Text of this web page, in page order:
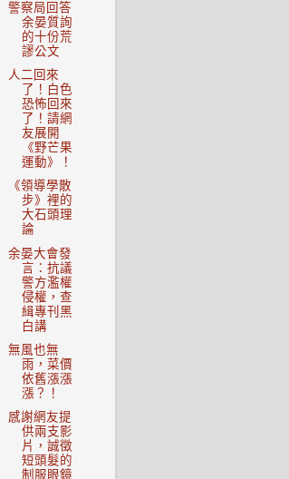
警察局回答
余晏質詢
的十份荒
謬公文
人二回來
了！白色
恐怖回來
了！請網
友展開
《野芒果
運動》！
《領導學散
步》裡的
大石頭理
論
余晏大會發
言：抗議
警方濫權
侵權，查
緝專刊黑
白講
無風也無
雨，菜價
依舊漲漲
漲？！
感謝網友提
供兩支影
片，誠徵
短頭髮的
制服眼鏡